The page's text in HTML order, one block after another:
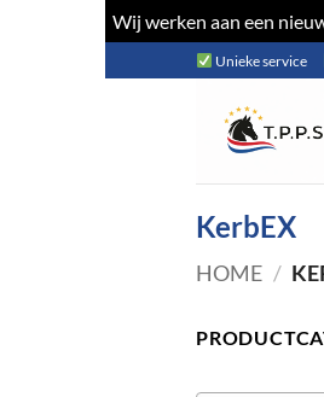
Wij werken aan een
naar
Unieke service
KerbEX
HOME /